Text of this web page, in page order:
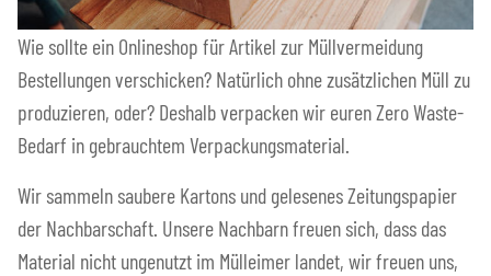
Wie sollte ein Onlineshop für Artikel zur Müllvermeidung
Bestellungen verschicken? Natürlich ohne zusätzlichen Müll zu
produzieren, oder? Deshalb verpacken wir euren Zero Waste-
Bedarf in gebrauchtem Verpackungsmaterial.
Wir sammeln saubere Kartons und gelesenes Zeitungspapier
der Nachbarschaft. Unsere Nachbarn freuen sich, dass das
Material nicht ungenutzt im Mülleimer landet, wir freuen uns,